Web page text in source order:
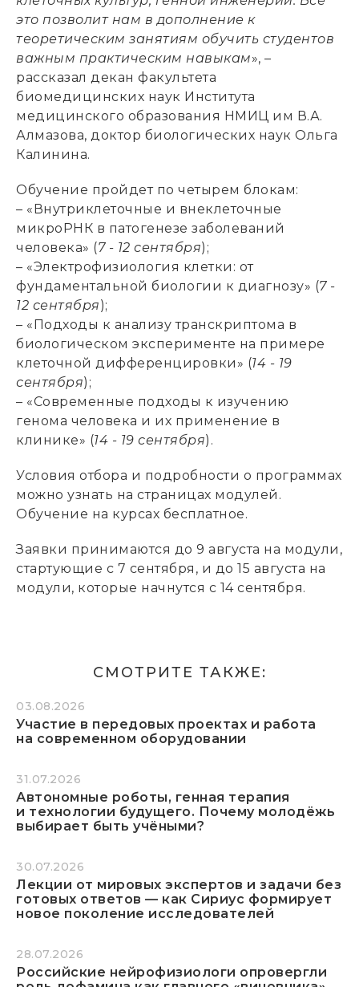
это позволит нам в дополнение к
теоретическим занятиям обучить студентов
важным практическим навыкам», –
рассказал декан факультета
биомедицинских наук Института
медицинского образования НМИЦ им В.А.
Алмазова, доктор биологических наук Ольга
Калинина.
Обучение пройдет по четырем блокам:
– «Внутриклеточные и внеклеточные
микроРНК в патогенезе заболеваний
человека» (7 - 12 сентября);
– «Электрофизиология клетки: от
фундаментальной биологии к диагнозу» (7 -
12 сентября);
– «Подходы к анализу транскриптома в
биологическом эксперименте на примере
клеточной дифференцировки» (14 - 19
сентября);
– «Современные подходы к изучению
генома человека и их применение в
клинике» (14 - 19 сентября).
Условия отбора и подробности о программах
можно узнать на страницах модулей.
Обучение на курсах бесплатное.
Заявки принимаются до 9 августа на модули,
стартующие с 7 сентября, и до 15 августа на
модули, которые начнутся с 14 сентября.
СМОТРИТЕ ТАКЖЕ:
03.08.2026
Участие в передовых проектах и работа
на современном оборудовании
31.07.2026
Автономные роботы, генная терапия
и технологии будущего. Почему молодёжь
выбирает быть учёными?
30.07.2026
Лекции от мировых экспертов и задачи без
готовых ответов — как Сириус формирует
новое поколение исследователей
28.07.2026
Российские нейрофизиологи опровергли